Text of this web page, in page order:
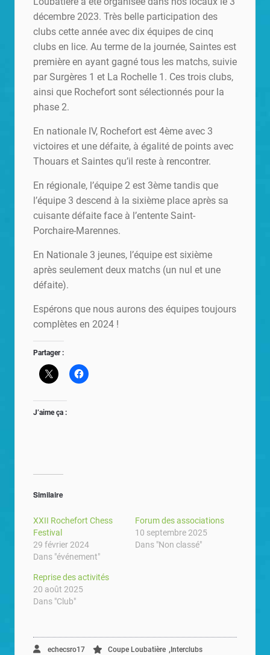
décembre 2023. Très belle participation des
clubs cette année avec dix équipes de cinq
clubs en lice. Au terme de la journée, Saintes est
première en ayant gagné tous les matchs, suivie
par Surgères 1 et La Rochelle 1. Ces trois clubs,
ainsi que Rochefort sont sélectionnés pour la
phase 2.
En nationale IV, Rochefort est 4ème avec 3
victoires et une défaite, à égalité de points avec
Thouars et Saintes qu’il reste à rencontrer.
En régionale, l’équipe 2 est 3ème tandis que
l’équipe 3 descend à la sixième place après sa
cuisante défaite face à l’entente Saint-
Porchaire-Marennes.
En Nationale 3 jeunes, l’équipe est sixième
après seulement deux matchs (un nul et une
défaite).
Espérons que nous aurons des équipes toujours
complètes en 2024 !
Partager :
J’aime ça :
Similaire
XXII Rochefort Chess
Festival
29 février 2024
Dans "événement"
Forum des associations
10 septembre 2025
Dans "Non classé"
Reprise des activités
20 août 2025
Dans "Club"
echecsro17 Coupe Loubatière , Interclubs